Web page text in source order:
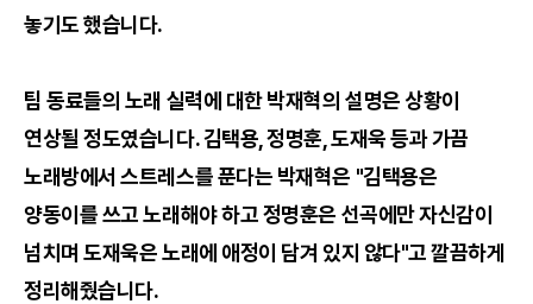
놓기도 했습니다.
팀 동료들의 노래 실력에 대한 박재혁의 설명은 상황이
연상될 정도였습니다. 김택용, 정명훈, 도재욱 등과 가끔
노래방에서 스트레스를 푼다는 박재혁은 "김택용은
양동이를 쓰고 노래해야 하고 정명훈은 선곡에만 자신감이
넘치며 도재욱은 노래에 애정이 담겨 있지 않다"고 깔끔하게
정리해줬습니다.